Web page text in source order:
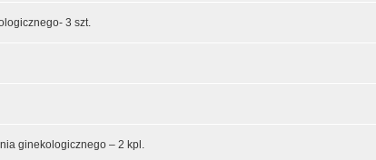
3 szt.
ginekologicznego – 2 kpl.